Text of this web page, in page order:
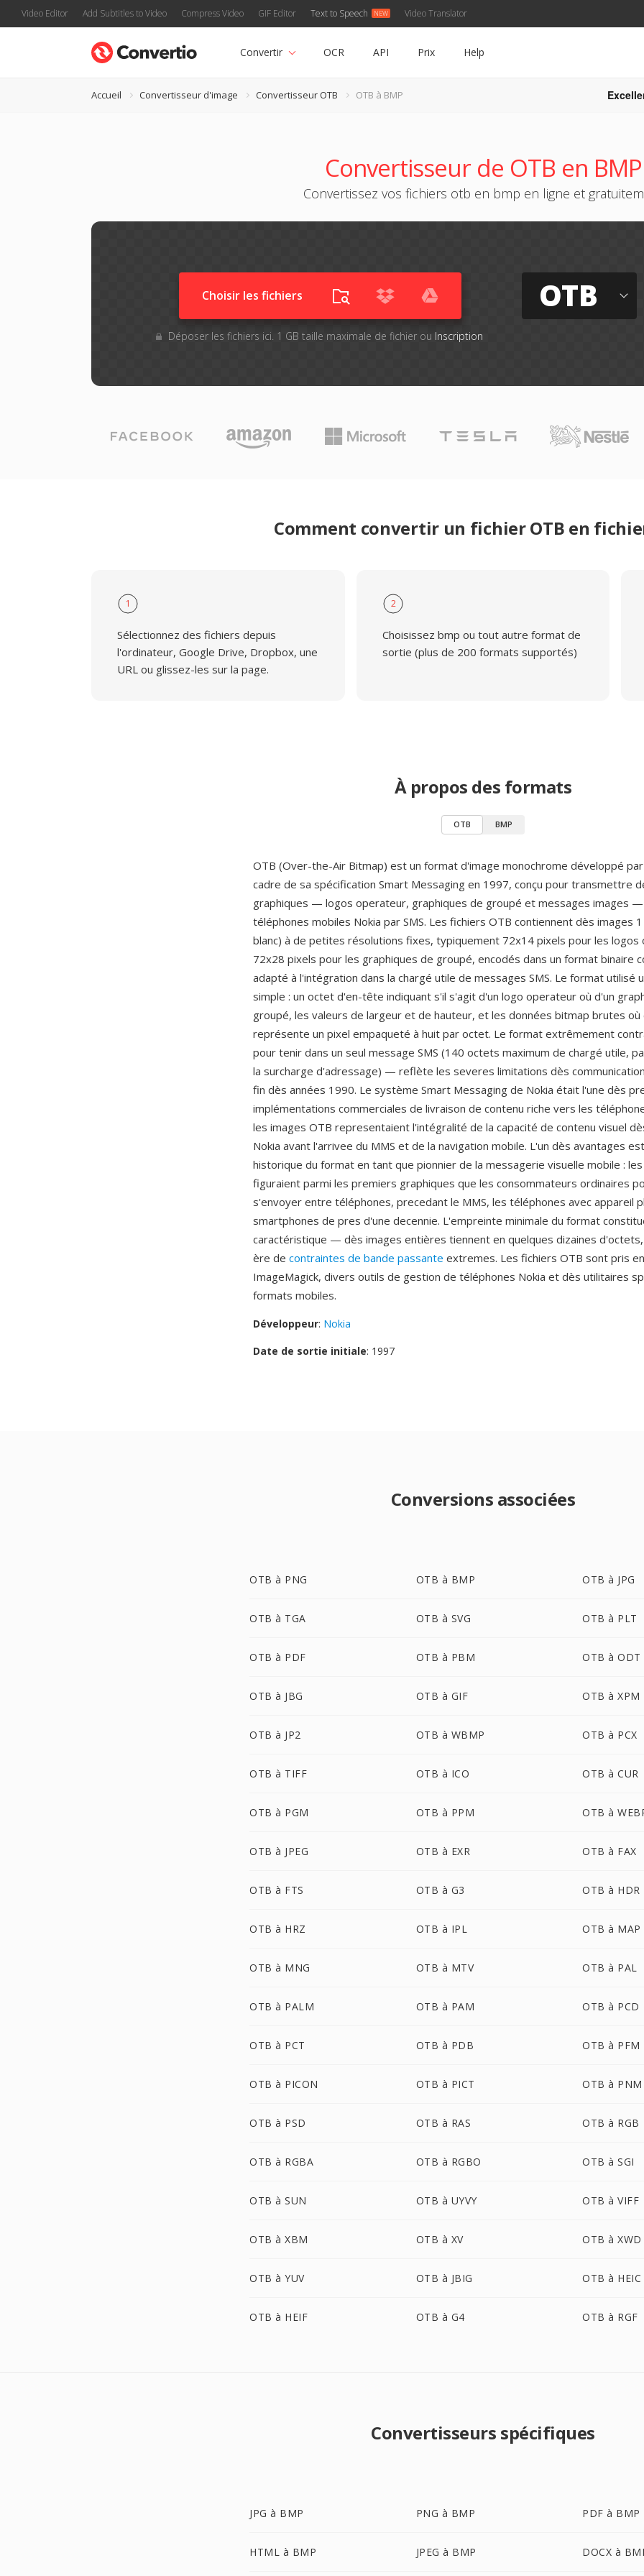
Video Editor Add Subtitles to Video Compress Video GIF Editor Text to Speech Video Translator
Convertir OCR API Prix Help
Accueil Convertisseur d'image Convertisseur OTB OTB à BMP
Convertisseur de OTB en BMP
Convertissez vos fichiers otb en bmp en ligne et
Choisir les fichiers
Déposer les fichiers ici. 1 GB taille maximale de fichier ou Inscription
OTB
Comment convertir un fichier OTB en
1
Sélectionnez des fichiers depuis
l'ordinateur, Google Drive, Dropbox, une
URL ou glissez-les sur la page.
2
Choisissez bmp ou tout autre format de
sortie (plus de 200 formats supportés)
À propos des formats
OTB BMP
OTB (Over-the-Air Bitmap) est un format d'image monochrome développé
cadre de sa spécification Smart Messaging en 1997, conçu pour transmettre
graphiques — logos operateur, graphiques de groupé et messages images
téléphones mobiles Nokia par SMS. Les fichiers OTB contiennent dès images
blanc) à de petites résolutions fixes, typiquement 72x14 pixels pour les
72x28 pixels pour les graphiques de groupé, encodés dans un format binaire
adapté à l'intégration dans la chargé utile de messages SMS. Le format utilisé
simple : un octet d'en-tête indiquant s'il s'agit d'un logo operateur où d'un
groupé, les valeurs de largeur et de hauteur, et les données bitmap brutes où
représente un pixel empaqueté à huit par octet. Le format extrêmement
pour tenir dans un seul message SMS (140 octets maximum de chargé utile,
la surcharge d'adressage) — reflète les severes limitations dès
fin dès années 1990. Le système Smart Messaging de Nokia était l'une dès
implémentations commerciales de livraison de contenu riche vers les
les images OTB representaient l'intégralité de la capacité de contenu visuel
Nokia avant l'arrivee du MMS et de la navigation mobile. L'un dès avantages
historique du format en tant que pionnier de la messagerie visuelle mobile :
figuraient parmi les premiers graphiques que les consommateurs ordinaires
s'envoyer entre téléphones, precedant le MMS, les téléphones avec appareil
smartphones de pres d'une decennie. L'empreinte minimale du format
caractéristique — dès images entières tiennent en quelques dizaines
ère de contraintes de bande passante extremes. Les fichiers OTB sont pris
ImageMagick, divers outils de gestion de téléphones Nokia et dès utilitaires
formats mobiles.
Développeur: Nokia
Date de sortie initiale: 1997
Conversions associées
OTB à PNG OTB à BMP OTB à JPG
OTB à TGA OTB à SVG OTB à PLT
OTB à PDF OTB à PBM OTB à ODT
OTB à JBG OTB à GIF OTB à XPM
OTB à JP2 OTB à WBMP OTB à PCX
OTB à TIFF OTB à ICO OTB à CUR
OTB à PGM OTB à PPM OTB à
OTB à JPEG OTB à EXR OTB à FAX
OTB à FTS OTB à G3 OTB à HDR
OTB à HRZ OTB à IPL OTB à MAP
OTB à MNG OTB à MTV OTB à PAL
OTB à PALM OTB à PAM OTB à PCD
OTB à PCT OTB à PDB OTB à PFM
OTB à PICON OTB à PICT OTB à PNM
OTB à PSD OTB à RAS OTB à RGB
OTB à RGBA OTB à RGBO OTB à SGI
OTB à SUN OTB à UYVY OTB à VIFF
OTB à XBM OTB à XV OTB à XWD
OTB à YUV OTB à JBIG OTB à HEIC
OTB à HEIF OTB à G4 OTB à RGF
Convertisseurs spécifiques
JPG à BMP PNG à BMP PDF à BMP
HTML à BMP JPEG à BMP DOCX à